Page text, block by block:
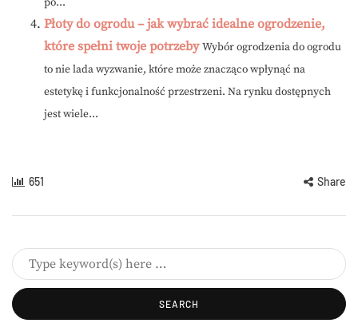
Płoty do ogrodu – jak wybrać idealne ogrodzenie,
które spełni twoje potrzeby Wybór ogrodzenia do ogrodu
to nie lada wyzwanie, które może znacząco wpłynąć na
estetykę i funkcjonalność przestrzeni. Na rynku dostępnych
jest wiele...
651 Share